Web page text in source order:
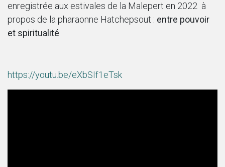
enregistrée aux estivales de la Malepert en 2022 à
propos de la pharaonne Hatchepsout : entre pouvoir
et spiritualité
https://youtu.be/eXbSIf1eTsk